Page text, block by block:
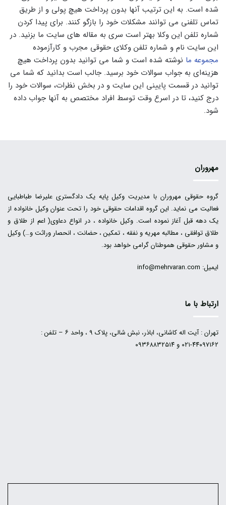
شده است. به این ترتیب آنها بدون پرداخت هیچ پولی و از طریق
تماس تلفنی می ‌توانند مشکلات خود را بازگو کنند. برای پیدا کردن
شماره تلفن این وکلا بهتر است سری به مقاله های سایت ما بزنید.‌ در
این سایت‌ نام و شماره تلفن وکلای حقوقی مجرب و کارآزموده
مجموعه ما نوشته شده است و شما می ‌توانید بدون پرداخت هیچ
هزینه‌ای به جواب سوالات خود برسید. جالب است بدانید که شما می
‌توانید در قسمت پایینی این سایت و در بخش نظرات، سوالات خود را
درج کنید، تا در اسرع وقت توسط افراد مختصص به آنها جواب داده
شود.
مهروران
گروه حقوقی مهروران با مدیریت وکیل پایه یک دادگستری علیرضا طباطبایی
فعالیت می نماید. این گروه اقدامات حقوقی خود را تحت عنوان وکیل خانواده از
یک دهه قبل آغاز نموده است. وکیل خانواده ، در انواع دعاوی( اعم از طلاق و
طلاق توافقی ، مطالبه مهریه و نفقه ، تمکین ، حضانت ، انحصار وراثت و…) وکیل
و مشاور حقوقی هموطنان گرامی خواهد بود.
ایمیل: info@mehrvaran.com
ارتباط با ما
تهران : آیت اله کاشانی، اباذر، نبش شالی، پلاک ۹ ، واحد ۶ – تلفن :
۴۴۰۹۷۱۶۲-۰۲۱ و ۰۹۳۶۸۸۳۲۵۱۴